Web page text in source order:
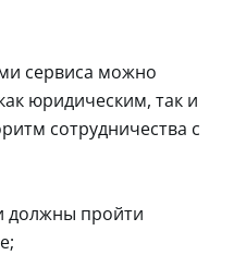
сервиса можно
юридическим, так и
сотрудничества с
должны пройти